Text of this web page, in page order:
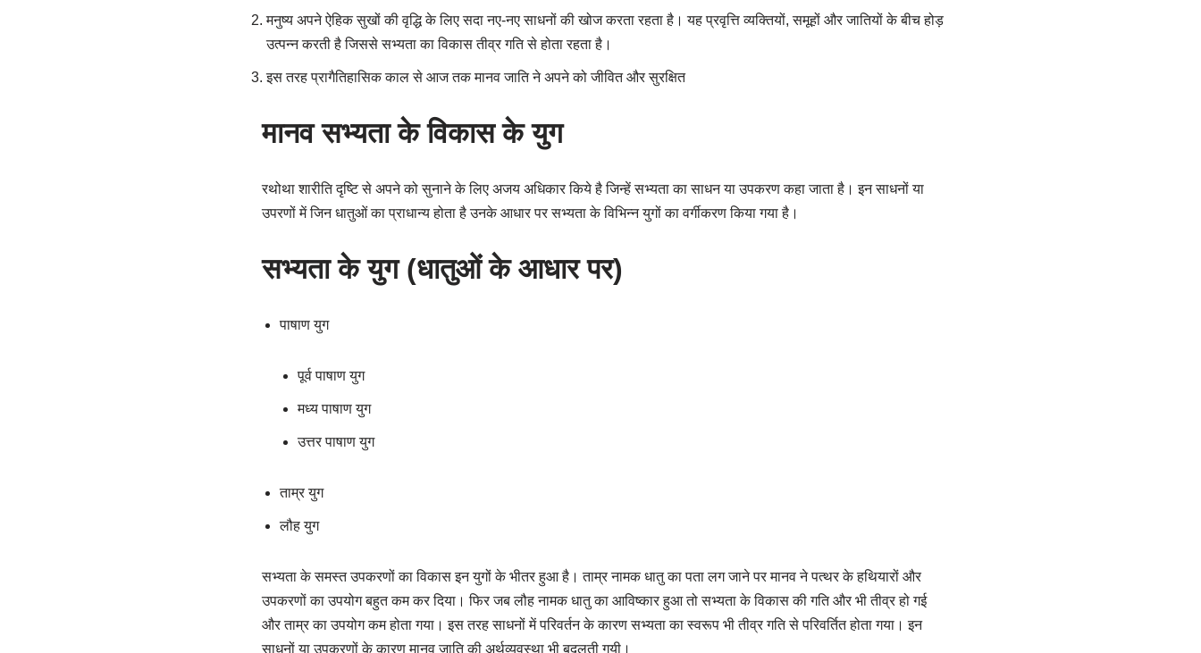
मनुष्य अपने ऐहिक सुखों की वृद्धि के लिए सदा नए-नए साधनों की खोज करता रहता है। यह प्रवृत्ति व्यक्तियों, समूहों और जातियों के बीच होड़
उत्पन्न करती है जिससे सभ्यता का विकास तीव्र गति से होता रहता है।
इस तरह प्रागैतिहासिक काल से आज तक मानव जाति ने अपने को जीवित और सुरक्षित
मानव सभ्यता के विकास के युग
रथोथा शारीति दृष्टि से अपने को सुनाने के लिए अजय अधिकार किये है जिन्हें सभ्यता का साधन या उपकरण कहा जाता है। इन साधनों या
उपरणों में जिन धातुओं का प्राधान्य होता है उनके आधार पर सभ्यता के विभिन्न युगों का वर्गीकरण किया गया है।
सभ्यता के युग (धातुओं के आधार पर)
पाषाण युग
पूर्व पाषाण युग
मध्य पाषाण युग
उत्तर पाषाण युग
ताम्र युग
लौह युग
सभ्यता के समस्त उपकरणों का विकास इन युगों के भीतर हुआ है। ताम्र नामक धातु का पता लग जाने पर मानव ने पत्थर के हथियारों और
उपकरणों का उपयोग बहुत कम कर दिया। फिर जब लौह नामक धातु का आविष्कार हुआ तो सभ्यता के विकास की गति और भी तीव्र हो गई
और ताम्र का उपयोग कम होता गया। इस तरह साधनों में परिवर्तन के कारण सभ्यता का स्वरूप भी तीव्र गति से परिवर्तित होता गया। इन
साधनों या उपकरणों के कारण मानव जाति की अर्थव्यवस्था भी बदलती गयी।